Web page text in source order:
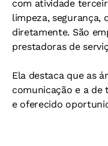
com atividade
limpeza, segurança,
diretamente. São
prestadoras de
Ela destaca que as
comunicação e a
e oferecido